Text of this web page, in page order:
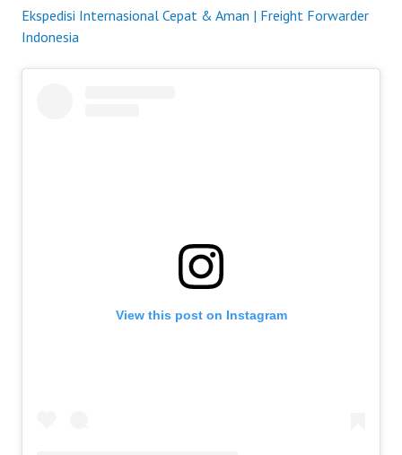
Ekspedisi Internasional Cepat & Aman | Freight Forwarder
Indonesia
View this post on Instagram